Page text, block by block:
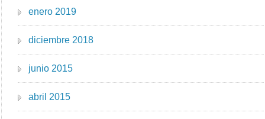
enero 2019
diciembre 2018
junio 2015
abril 2015